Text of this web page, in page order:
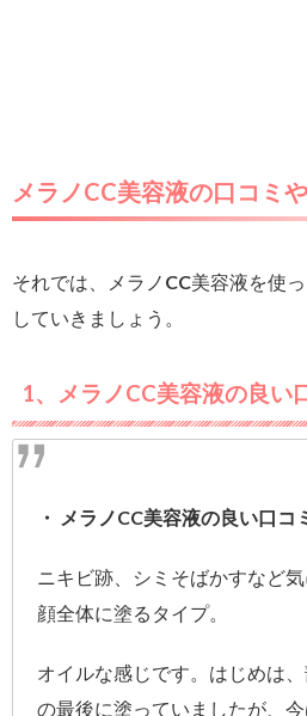
メラノCC美容液の口コミ
それでは、メラノCC美容液を使
していきましょう。
1、メラノCC美容液の良い
・ メラノCC美容液の良い口コ
ニキビ跡、シミそばかすなど気
顔全体に塗るタイプ。
オイルな感じです。はじめは
の最後に塗っていましたが、